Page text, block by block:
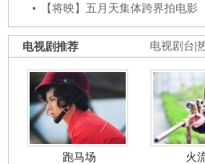
【将映】五月天集体跨界拍电影
电视剧台
电视剧推荐
跑马场 火